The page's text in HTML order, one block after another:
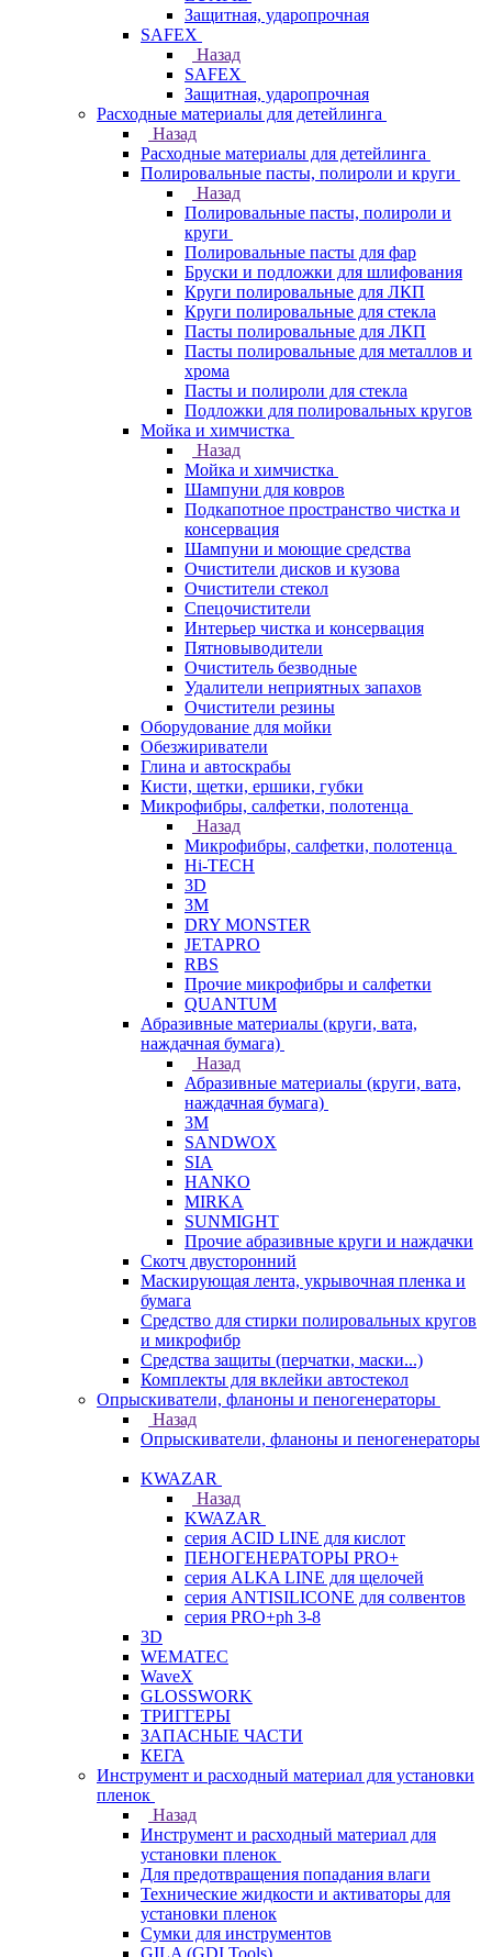
Защитная, ударопрочная
SAFEX
Назад
SAFEX
Защитная, ударопрочная
Расходные материалы для детейлинга
Назад
Расходные материалы для детейлинга
Полировальные пасты, полироли и круги
Назад
Полировальные пасты, полироли и
круги
Полировальные пасты для фар
Бруски и подложки для шлифования
Круги полировальные для ЛКП
Круги полировальные для стекла
Пасты полировальные для ЛКП
Пасты полировальные для металлов и
хрома
Пасты и полироли для стекла
Подложки для полировальных кругов
Мойка и химчистка
Назад
Мойка и химчистка
Шампуни для ковров
Подкапотное пространство чистка и
консервация
Шампуни и моющие средства
Очистители дисков и кузова
Очистители стекол
Спецочистители
Интерьер чистка и консервация
Пятновыводители
Очиститель безводные
Удалители неприятных запахов
Очистители резины
Оборудование для мойки
Обезжириватели
Глина и автоскрабы
Кисти, щетки, ершики, губки
Микрофибры, салфетки, полотенца
Назад
Микрофибры, салфетки, полотенца
Hi-TECH
3D
3М
DRY MONSTER
JETAPRO
RBS
Прочие микрофибры и салфетки
QUANTUM
Абразивные материалы (круги, вата,
наждачная бумага)
Назад
Абразивные материалы (круги, вата,
наждачная бумага)
3М
SANDWOX
SIA
HANKO
MIRKA
SUNMIGHT
Прочие абразивные круги и наждачки
Скотч двусторонний
Маскирующая лента, укрывочная пленка и
бумага
Средство для стирки полировальных кругов
и микрофибр
Средства защиты (перчатки, маски...)
Комплекты для вклейки автостекол
Опрыскиватели, фланоны и пеногенераторы
Назад
Опрыскиватели, фланоны и пеногенераторы
KWAZAR
Назад
KWAZAR
серия ACID LINE для кислот
ПЕНОГЕНЕРАТОРЫ PRO+
серия ALKA LINE для щелочей
серия ANTISILICONE для солвентов
серия PRO+ph 3-8
3D
WEMATEC
WaveX
GLOSSWORK
ТРИГГЕРЫ
ЗАПАСНЫЕ ЧАСТИ
КЕГА
Инструмент и расходный материал для установки
пленок
Назад
Инструмент и расходный материал для
установки пленок
Для предотвращения попадания влаги
Технические жидкости и активаторы для
установки пленок
Сумки для инструментов
GILA (GDI Tools)